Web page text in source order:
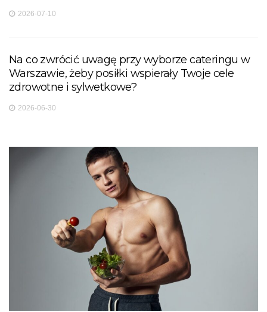
2026-07-10
Na co zwrócić uwagę przy wyborze cateringu w
Warszawie, żeby posiłki wspierały Twoje cele
zdrowotne i sylwetkowe?
2026-06-30